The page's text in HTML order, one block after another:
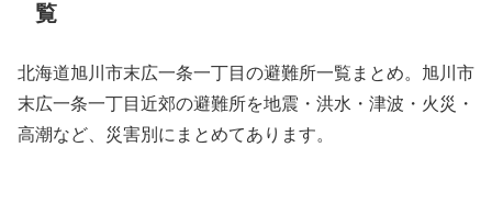
覧
北海道旭川市末広一条一丁目の避難所一覧まとめ。旭川市
末広一条一丁目近郊の避難所を地震・洪水・津波・火災・
高潮など、災害別にまとめてあります。